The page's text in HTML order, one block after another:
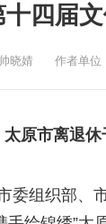
四届
晓婧 作者单位
太原市离退
委组织部、